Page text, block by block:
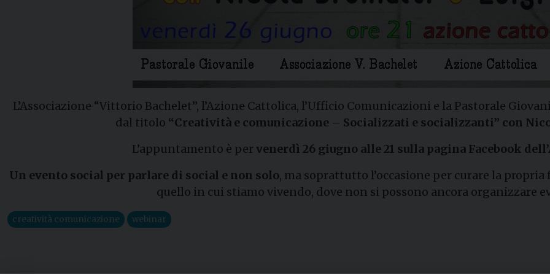
L’Associazione “Vittorio Bachelet”, l’Azione Cattolica, l’Ufficio Comunicazioni e la Pastorale
dal titolo “Creatività e comunicazione – Socializzati e socializzanti” con
L’appuntamento è per venerdì 26 giugno alle 21 sulla pagina Facebook
Un evento social per parlare di social e non solo, ma soprattutto l’occasione per curare la
quello in cui stiamo vivendo, dove non si possono ancora organizzare
creatività comunicazione webinar